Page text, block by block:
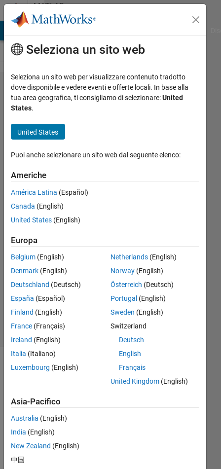
Vai al contenutoMATLAB
Answers
Is it possible to
define the
and state
using
power_analyze?
John
Perion
23 Giu
2024
1
Risposta
Aggiornato
8 Lug 2024
20
Visualizzazioni
wa
nt
Seleziona un sito web
Seleziona un sito web per visualizzare contenuto tradotto
dove disponibile e vedere eventi e offerte locali. In base alla
tua area geografica, ti consigliamo di selezionare:United
States.
United States
Puoi anche selezionare un sito web dal seguente elenco:
Americhe
América Latina (Español)
Canada (English)
United States (English)
Europa
Belgium (English)
Denmark (English)
Deutschland (Deutsch)
España (Español)
Finland (English)
France (Français)
Ireland (English)
Italia (Italiano)
Luxembourg (English)
Netherlands(English)
Norway(English)
Österreich (Deutsch)
Portugal (English)
Sweden (English)
Switzerland
Deutsch
English
Français
United Kingdom(English)
Asia-Pacifico
Australia (English)
India (English)
New Zealand (English)
中国